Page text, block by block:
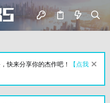
快来分享你的杰作吧！
【点我